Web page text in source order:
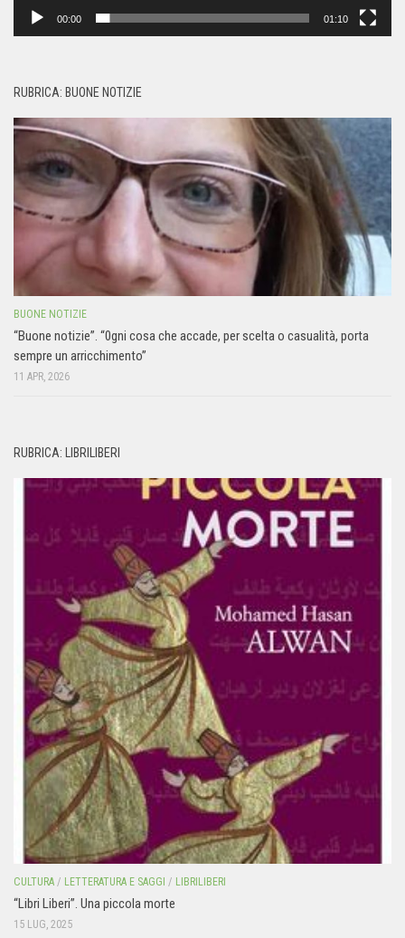
00:00 01:10
RUBRICA: BUONE NOTIZIE
BUONE NOTIZIE
“Buone notizie”. “0gni cosa che accade, per scelta o casualità, porta
sempre un arricchimento”
11 APR, 2026
RUBRICA: LIBRILIBERI
CULTURA / LETTERATURA E SAGGI / LIBRILIBERI
“Libri Liberi”. Una piccola morte
15 LUG, 2025